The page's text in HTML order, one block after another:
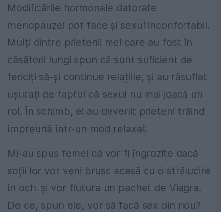
Modificările hormonale datorate
menopauzei pot face și sexul inconfortabil.
Mulți dintre prietenii mei care au fost în
căsătorii lungi spun că sunt suficient de
fericiți să-și continue relațiile, şi au răsuflat
uşuraţi de faptul că sexul nu mai joacă un
rol. În schimb, ei au devenit prieteni trăind
împreună într-un mod relaxat.
Mi-au spus femei că vor fi îngrozite dacă
soții lor vor veni brusc acasă cu o strălucire
în ochi și vor flutura un pachet de Viagra.
De ce, spun ele, vor să facă sex din nou?